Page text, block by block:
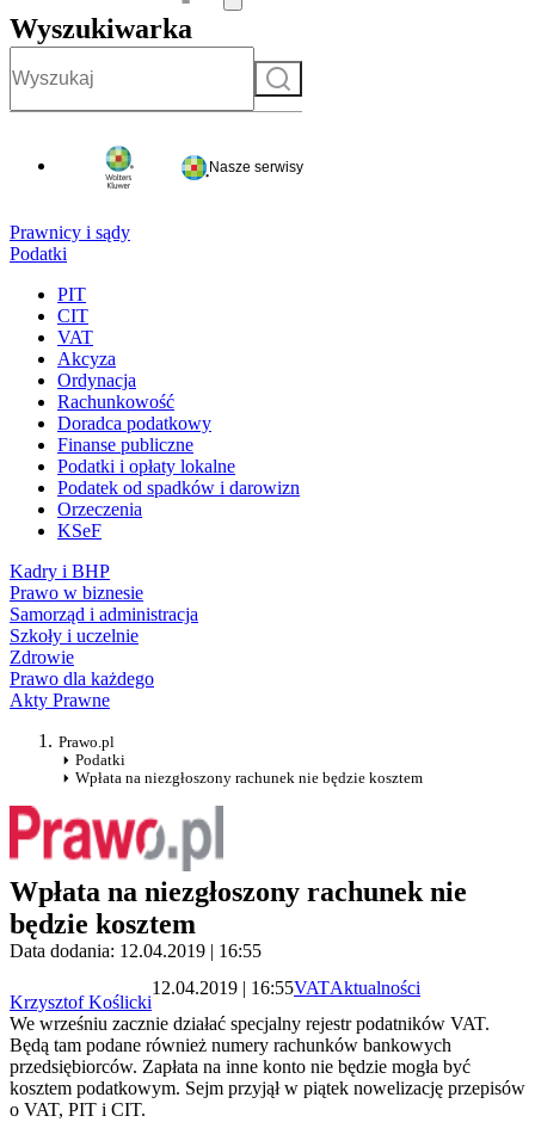
Wyszukiwarka
Szukaj
Nasze serwisy
Prawnicy i sądy
Podatki
PIT
CIT
VAT
Akcyza
Ordynacja
Rachunkowość
Doradca podatkowy
Finanse publiczne
Podatki i opłaty lokalne
Podatek od spadków i darowizn
Orzeczenia
KSeF
Kadry i BHP
Prawo w biznesie
Samorząd i administracja
Szkoły i uczelnie
Zdrowie
Prawo dla każdego
Akty Prawne
Prawo.pl
Podatki
Wpłata na niezgłoszony rachunek nie będzie kosztem
Wpłata na niezgłoszony rachunek nie
będzie kosztem
Data dodania: 12.04.2019 | 16:55
Krzysztof Koślicki
12.04.2019 | 16:55VATAktualności
We wrześniu zacznie działać specjalny rejestr podatników VAT.
Będą tam podane również numery rachunków bankowych
przedsiębiorców. Zapłata na inne konto nie będzie mogła być
kosztem podatkowym. Sejm przyjął w piątek nowelizację przepisów
o VAT, PIT i CIT.